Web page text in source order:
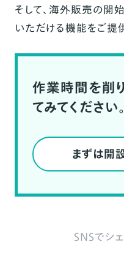
そして、海外販売の開
いただける機能をご提
作業時間を削
てみてください。
まずは開
SNSでシ